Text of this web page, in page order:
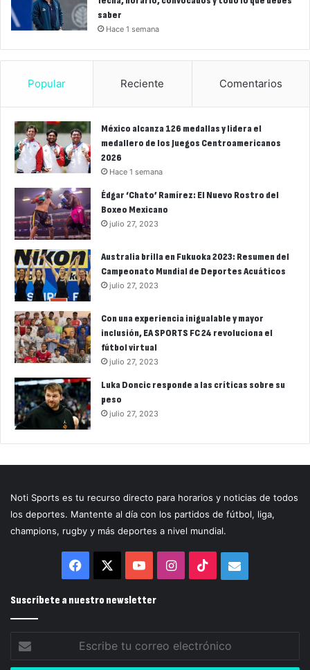
saber
Hace 1 semana
Popular Reciente Comentarios
México alcanza 126 medallas y lidera el
medallero de los Juegos Centroamericanos
2026
Hace 1 semana
Édgar ‘Chato’ Ramírez: El Nuevo Rostro del
Boxeo Mexicano
julio 27, 2023
Australia brilla en Fukuoka 2023: Resumen del
Campeonato Mundial de Deportes Acuáticos
julio 27, 2023
Con una experiencia inigualable y mayor
inclusión, EA SPORTS FC 24 revoluciona el
fútbol virtual
julio 27, 2023
Luka Doncic responde a las críticas sobre su
peso
julio 27, 2023
Noti Sports es tu recurso directo para horarios y noticias de todos
los deportes. Mantente al día con los partidos de fútbol, liga,
champions, rugby y más deportes a nivel mundial.
Facebook YouTubeInstagram
TikTok
Suscríbete a nuestro newsletter
Escribe
tu